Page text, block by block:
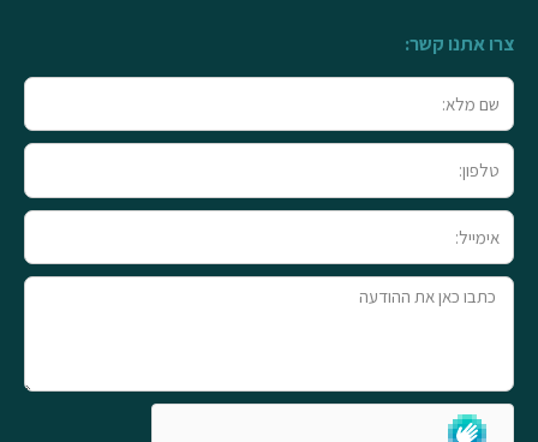
צרו אתנו קשר:
שם
מלא
טלפון
אימייל
טקסט